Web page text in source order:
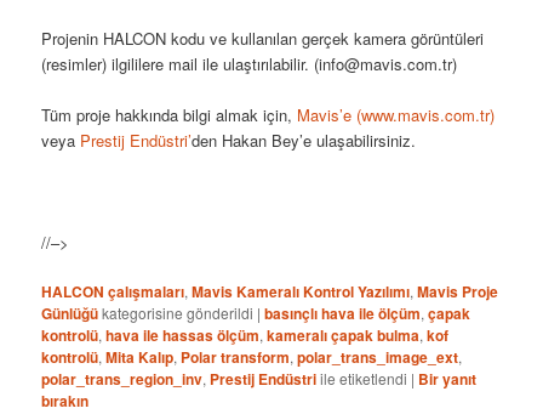
Projenin HALCON kodu ve kullanılan gerçek kamera görüntüleri
(resimler) ilgililere mail ile ulaştırılabilir. (info@mavis.com.tr)
Tüm proje hakkında bilgi almak için, Mavis’e (www.mavis.com.tr)
veya Prestij Endüstri’den Hakan Bey’e ulaşabilirsiniz.
//–>
HALCON çalışmaları,Mavis Kameralı Kontrol Yazılımı,Mavis Proje
Günlüğükategorisine gönderildi |basınçlı hava ile ölçüm,çapak
kontrolü,hava ile hassas ölçüm,kameralı çapak bulma,kof
kontrolü,Mita Kalıp, Polar transform,polar_trans_image_ext,
polar_trans_region_inv, Prestij Endüstriile etiketlendi | Bir yanıt
bırakın